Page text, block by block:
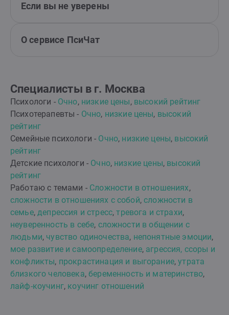
Если вы не уверены
О сервисе ПсиЧат
Специалисты в г. Москва
Психологи - Очно, низкие цены, высокий рейтинг
Психотерапевты - Очно, низкие цены, высокий
рейтинг
Семейные психологи - Очно, низкие цены, высокий
рейтинг
Детские психологи - Очно, низкие цены, высокий
рейтинг
Работаю с темами - Сложности в отношениях,
сложности в отношениях с собой,сложности в
семье,депрессия и стресс,тревога и страхи,
неуверенность в себе, сложности в общении с
людьми, чувство одиночества, непонятные эмоции,
мое развитие и самоопределение, агрессия, ссоры и
конфликты, прокрастинация и выгорание,утрата
близкого человека,беременность и материнство,
лайф-коучинг, коучинг отношений